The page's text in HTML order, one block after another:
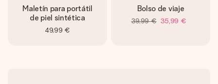
Maletín para portátil
de piel sintética
49,99 €
Bolso de viaje
39,99 € 35,99 €